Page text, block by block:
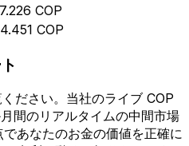
COP
COP
ださい。当社のライブ COP
間のリアルタイムの中間市場
あなたのお金の価値を正確に